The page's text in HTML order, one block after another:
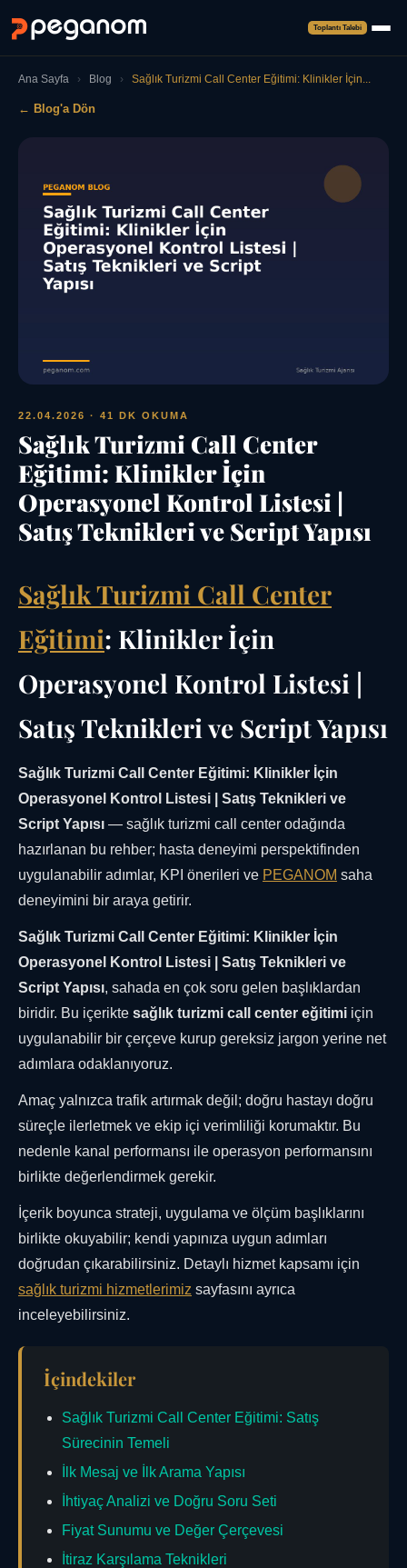
Toplantı Talebi
Ana Sayfa › Blog › Sağlık Turizmi Call Center Eğitimi: Klinikler İçin...
← Blog'a Dön
22.04.2026 · 41 DK OKUMA
Sağlık Turizmi Call Center
Eğitimi: Klinikler İçin
Operasyonel Kontrol Listesi |
Satış Teknikleri ve Script Yapısı
Sağlık Turizmi Call Center
Eğitimi: Klinikler İçin
Operasyonel Kontrol Listesi |
Satış Teknikleri ve Script Yapısı
Sağlık Turizmi Call Center Eğitimi: Klinikler İçin
Operasyonel Kontrol Listesi | Satış Teknikleri ve
Script Yapısı — sağlık turizmi call center odağında
hazırlanan bu rehber; hasta deneyimi perspektifinden
uygulanabilir adımlar, KPI önerileri ve PEGANOM saha
deneyimini bir araya getirir.
Sağlık Turizmi Call Center Eğitimi: Klinikler İçin
Operasyonel Kontrol Listesi | Satış Teknikleri ve
Script Yapısı, sahada en çok soru gelen başlıklardan
biridir. Bu içerikte sağlık turizmi call center eğitimi için
uygulanabilir bir çerçeve kurup gereksiz jargon yerine net
adımlara odaklanıyoruz.
Amaç yalnızca trafik artırmak değil; doğru hastayı doğru
süreçle ilerletmek ve ekip içi verimliliği korumaktır. Bu
nedenle kanal performansı ile operasyon performansını
birlikte değerlendirmek gerekir.
İçerik boyunca strateji, uygulama ve ölçüm başlıklarını
birlikte okuyabilir; kendi yapınıza uygun adımları
doğrudan çıkarabilirsiniz. Detaylı hizmet kapsamı için
sağlık turizmi hizmetlerimiz sayfasını ayrıca
inceleyebilirsiniz.
İçindekiler
Sağlık Turizmi Call Center Eğitimi: Satış
Sürecinin Temeli
İlk Mesaj ve İlk Arama Yapısı
İhtiyaç Analizi ve Doğru Soru Seti
Fiyat Sunumu ve Değer Çerçevesi
İtiraz Karşılama Teknikleri